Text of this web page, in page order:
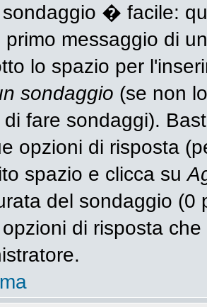
� facile:
primo messaggio di
lo spazio per
sondaggio (se non
di fare sondaggi).
opzioni di risposta
spazio e clicca su
del sondaggio
di risposta